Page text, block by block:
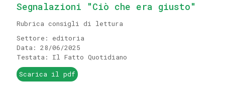
Segnalazioni "Ciò che era giusto"
Rubrica consigli di lettura
Settore: editoria
Data: 28/06/2025
Testata: Il Fatto Quotidiano
Scarica il pdf